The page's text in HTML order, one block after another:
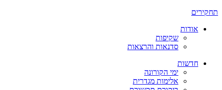
תחקירים
אודות
שקיפות
סדנאות והרצאות
חדשות
ימי הקורונה
אלימות מגדרית